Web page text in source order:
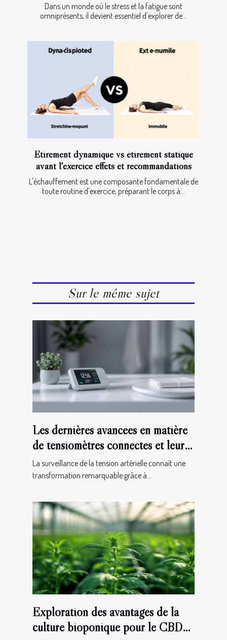
Dans un monde où le stress et la fatigue sont
omniprésents, il devient essentiel d'explorer de...
Étirement dynamique vs étirement statique
avant l'exercice effets et recommandations
L'échauffement est une composante fondamentale de
toute routine d'exercice, préparant le corps à...
Sur le même sujet
Les dernières avancées en matière
de tensiomètres connectés et leur
impact sur la santé quotidienne
La surveillance de la tension artérielle connaît une
transformation remarquable grâce à...
Exploration des avantages de la
culture bioponique pour le CBD